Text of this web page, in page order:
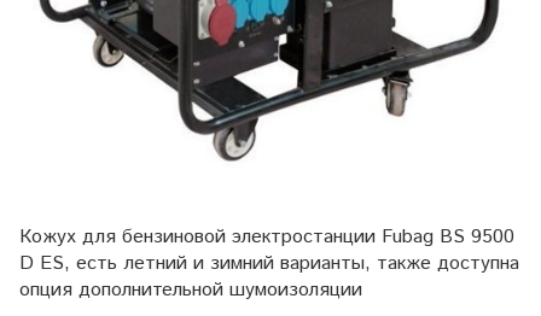
Кожух для бензиновой электростанции Fubag BS 9500
D ES, есть летний и зимний варианты, также доступна
опция дополнительной шумоизоляции